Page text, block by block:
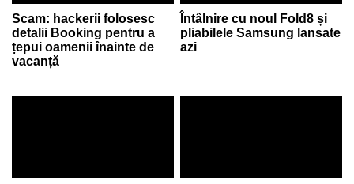
Scam: hackerii folosesc
detalii Booking pentru a
țepui oamenii înainte de
vacanță
Întâlnire cu noul Fold8 și
pliabilele Samsung lansate
azi